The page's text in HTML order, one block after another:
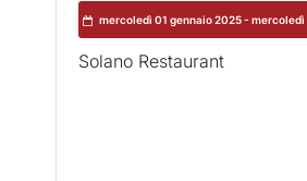
mercoledì 01 gennaio 2025 -
Solano Restaurant